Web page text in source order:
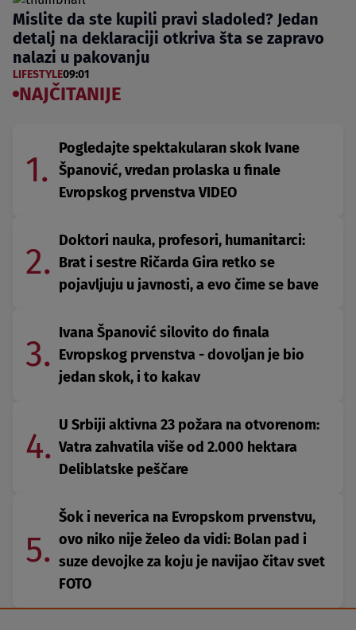
Mislite da ste kupili pravi sladoled? Jedan
detalj na deklaraciji otkriva šta se zapravo
nalazi u pakovanju
LIFESTYLE09:01
NAJČITANIJE
1.
Pogledajte spektakularan skok Ivane
Španović, vredan prolaska u finale
Evropskog prvenstva VIDEO
2.
Doktori nauka, profesori, humanitarci:
Brat i sestre Ričarda Gira retko se
pojavljuju u javnosti, a evo čime se bave
3.
Ivana Španović silovito do finala
Evropskog prvenstva - dovoljan je bio
jedan skok, i to kakav
4.
U Srbiji aktivna 23 požara na otvorenom:
Vatra zahvatila više od 2.000 hektara
Deliblatske peščare
5.
Šok i neverica na Evropskom prvenstvu,
ovo niko nije želeo da vidi: Bolan pad i
suze devojke za koju je navijao čitav svet
FOTO